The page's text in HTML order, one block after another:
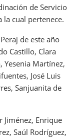
de Servicio
la cual pertenece.
de este año
Castillo, Clara
Yesenia Martínez,
José Luis
Sanjuanita de
Enrique
Saúl Rodríguez,